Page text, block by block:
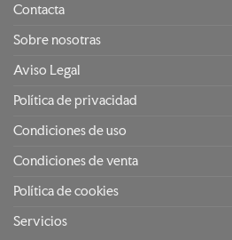
Contacta
Sobre nosotras
Aviso Legal
Política de privacidad
Condiciones de uso
Condiciones de venta
Política de cookies
Servicios